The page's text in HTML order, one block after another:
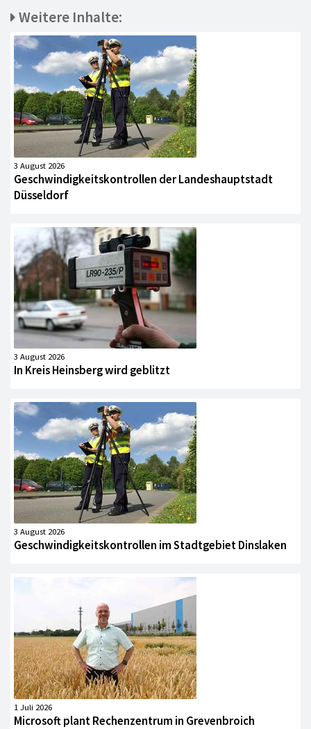
Weitere Inhalte:
3 August 2026
Geschwindigkeitskontrollen der Landeshauptstadt
Düsseldorf
3 August 2026
In Kreis Heinsberg wird geblitzt
3 August 2026
Geschwindigkeitskontrollen im Stadtgebiet Dinslaken
1 Juli 2026
Microsoft plant Rechenzentrum in Grevenbroich